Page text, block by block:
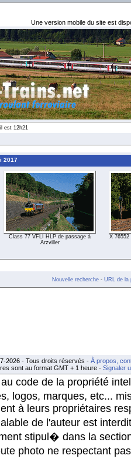
Une version mobile du site est
est 12h21
2017
Class 77 VFLI HLP de passage à
Arzviller
X 76552
Nouvelle recherche- URL de la
2026 - Tous droits réservés - À propos,
sont au format GMT + 1 heure - Signaler
code de la propriété
logos, marques, etc...
à leurs propriétaires
de l'auteur est
stipul� dans la
photo ne respectant